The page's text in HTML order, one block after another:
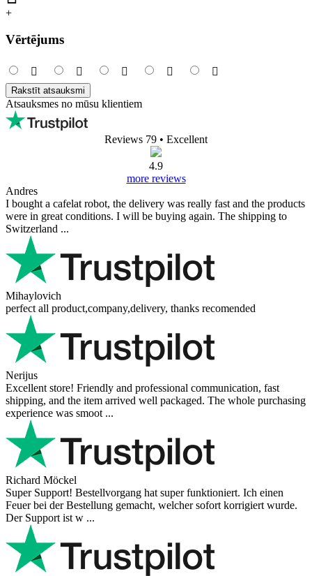
+
Vērtējums
Rakstīt atsauksmi
Atsauksmes no mūsu klientiem
Reviews 79 • Excellent
4.9
more reviews
Andres
I bought a cafelat robot, the delivery was really fast and the products
were in great conditions. I will be buying again. The shipping to
Switzerland ...
Mihaylovich
perfect all product,company,delivery, thanks recomended
Nerijus
Excellent store! Friendly and professional communication, fast
shipping, and the item arrived well packaged. The whole purchasing
experience was smoot ...
Richard Möckel
Super Support! Bestellvorgang hat super funktioniert. Ich einen
Feuer bei der Bestellung gemacht, welcher sofort korrigiert wurde.
Der Support ist w ...